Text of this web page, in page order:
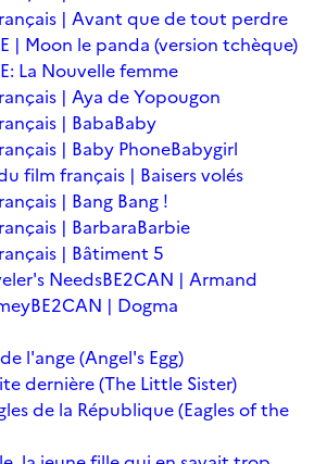
| Avant que de tout perdre
| Moon le panda (version tchèque)
La Nouvelle femme
| Aya de Yopougon
| BabaBaby
| Baby PhoneBabygirl
film français | Baisers volés
| Bang Bang !
| BarbaraBarbie
| Bâtiment 5
NeedsBE2CAN | Armand
BE2CAN | Dogma
l'ange (Angel's Egg)
dernière (The Little Sister)
de la République (Eagles of the